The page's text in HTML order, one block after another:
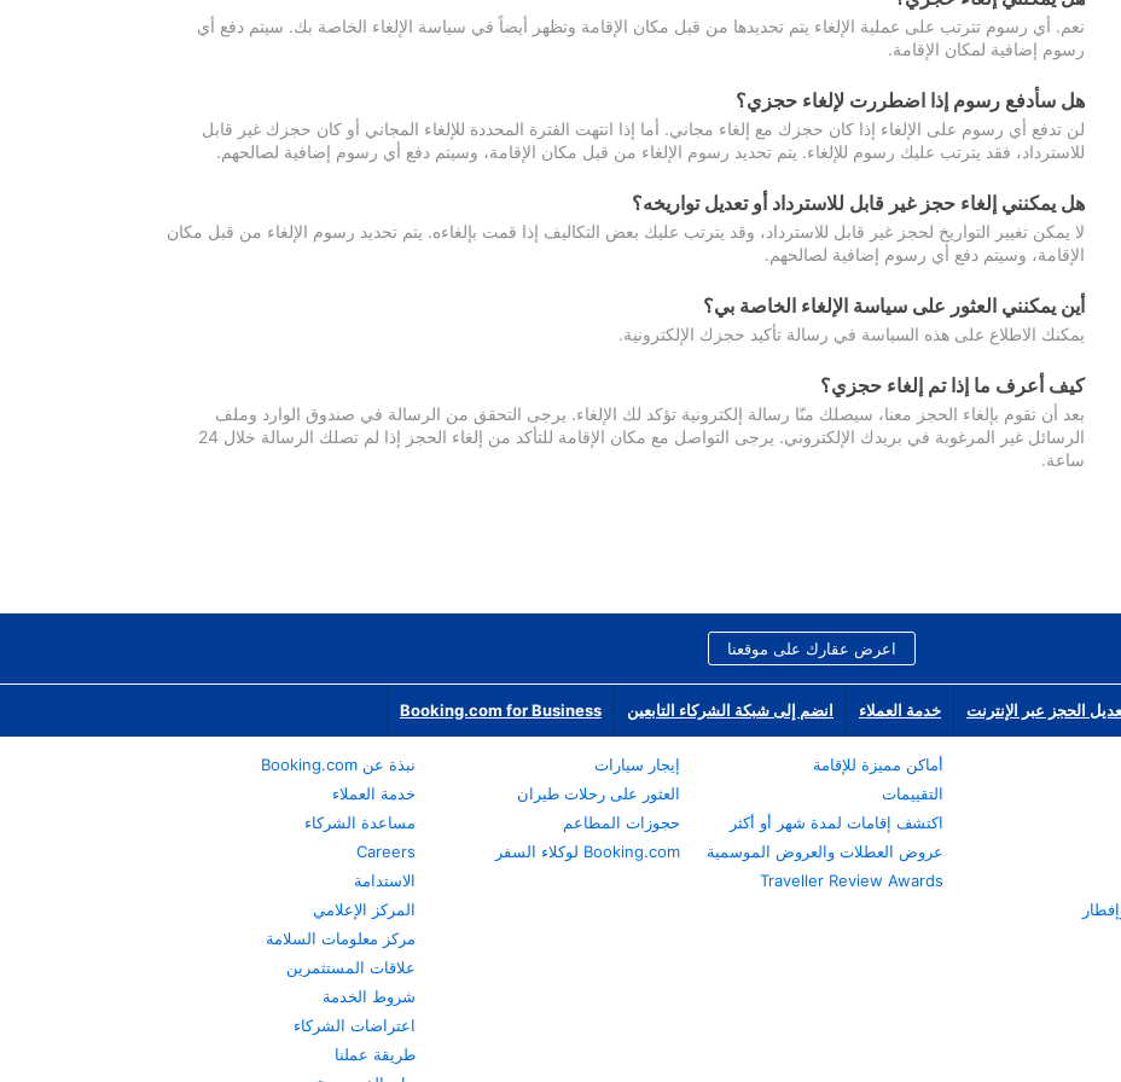
نعم. أي رسوم تترتب على عملية الإلغاء يتم تحديدها من قبل مكان الإقامة وتظهر أيضاً في سياسة الإلغاء الخاصة بك. سيتم دفع أي
رسوم إضافية لمكان الإقامة.
هل سأدفع رسوم إذا اضطررت لإلغاء حجزي؟
لن تدفع أي رسوم على الإلغاء إذا كان حجزك مع إلغاء مجاني. أما إذا انتهت الفترة المحددة للإلغاء المجاني أو كان حجزك غير قابل
للاسترداد، فقد يترتب عليك رسوم للإلغاء. يتم تحديد رسوم الإلغاء من قبل مكان الإقامة، وسيتم دفع أي رسوم إضافية لصالحهم.
هل يمكنني إلغاء حجز غير قابل للاسترداد أو تعديل تواريخه؟
لا يمكن تغيير التواريخ لحجز غير قابل للاسترداد، وقد يترتب عليك بعض التكاليف إذا قمت بإلغاءه. يتم تحديد رسوم الإلغاء من قبل مكان
الإقامة، وسيتم دفع أي رسوم إضافية لصالحهم.
أين يمكنني العثور على سياسة الإلغاء الخاصة بي؟
يمكنك الاطلاع على هذه السياسة في رسالة تأكيد حجزك الإلكترونية.
كيف أعرف ما إذا تم إلغاء حجزي؟
بعد أن تقوم بإلغاء الحجز معنا، سيصلك منّا رسالة إلكترونية تؤكد لك الإلغاء. يرجى التحقق من الرسالة في صندوق الوارد وملف
الرسائل غير المرغوبة في بريدك الإلكتروني. يرجى التواصل مع مكان الإقامة للتأكد من إلغاء الحجز إذا لم تصلك الرسالة خلال 24
ساعة.
اعرض عقارك على موقعنا
الحجز عبر الإنترنت خدمة العملاء انضم إلى شبكة الشركاء التابعين Booking.com for Business
أماكن مميزة للإقامة
التقييمات
اكتشف إقامات لمدة شهر أو أكثر
عروض العطلات والعروض الموسمية
Traveller Review Awards
إيجار سيارات
العثور على رحلات طيران
حجوزات المطاعم
Booking.com لوكلاء السفر
نبذة عن Booking.com
خدمة العملاء
مساعدة الشركاء
Careers
الاستدامة
المركز الإعلامي
مركز معلومات السلامة
علاقات المستثمرين
شروط الخدمة
اعتراضات الشركاء
طريقة عملنا